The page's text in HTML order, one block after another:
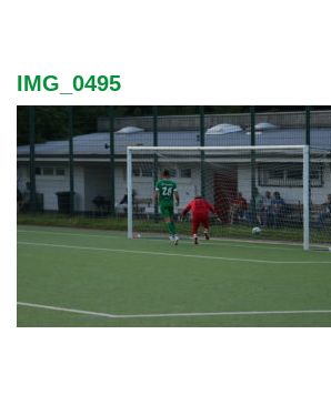
IMG_0495